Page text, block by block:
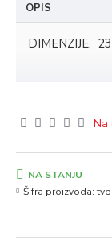
OPIS
DIMENZIJE,
Na
NA STANJU
Šifra proizvoda: